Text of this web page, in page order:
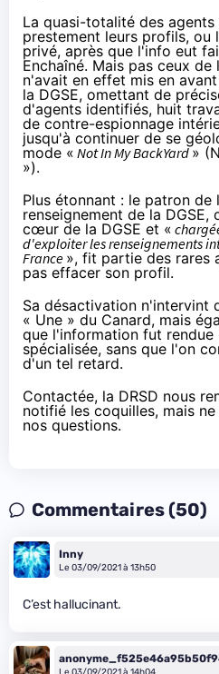
La quasi-totalité des agents
prestement leurs profils, ou
privé, après que l'info eut
Enchaîné. Mais pas ceux de
n'avait en effet mis en
la DGSE, omettant de
d'agents identifiés, huit
de contre-espionnage
jusqu'à continuer de se
mode « Not In My BackYard» (
»).
Plus étonnant : le patron de
renseignement de la DGSE,
cœur de la DGSE et «
d'exploiter les renseignements
France », fit partie des rares
pas effacer son profil.
Sa désactivation n'intervint
« Une » du Canard, mais
que l'information fut rendue
spécialisée, sans que l'on
d'un tel retard.
Contactée, la DRSD nous
notifié les coquilles, mais
nos questions.
Commentaires (50)
Inny
Le 03/09/2021 à 13h50
C’est hallucinant.
Le 03/09/2021 à 14h04